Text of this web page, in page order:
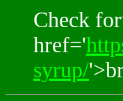
Check
href='
syrup/